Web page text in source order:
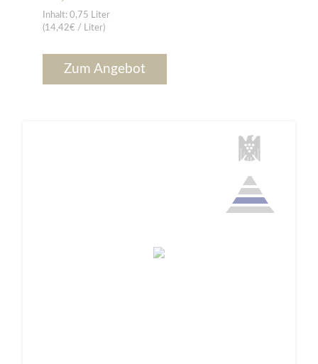
Inhalt: 0,75 Liter
(14,42€ / Liter)
Zum Angebot